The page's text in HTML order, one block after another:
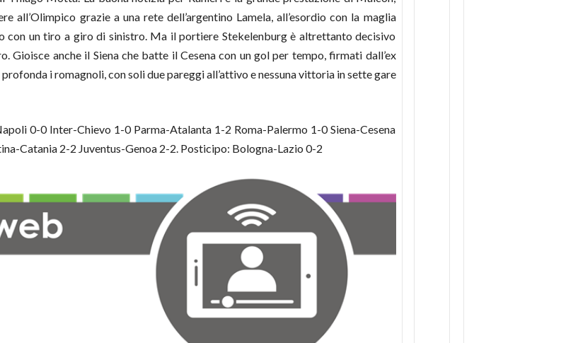
all’Olimpico grazie a una rete dell’argentino Lamela, all’esordio con la maglia
con un tiro a giro di sinistro. Ma il portiere Stekelenburg è altrettanto decisivo
Gioisce anche il Siena che batte il Cesena con un gol per tempo, firmati dall’ex
i romagnoli, con soli due pareggi all’attivo e nessuna vittoria in sette gare
0-0 Inter-Chievo 1-0 Parma-Atalanta 1-2 Roma-Palermo 1-0 Siena-Cesena
Catania 2-2 Juventus-Genoa 2-2. Posticipo: Bologna-Lazio 0-2